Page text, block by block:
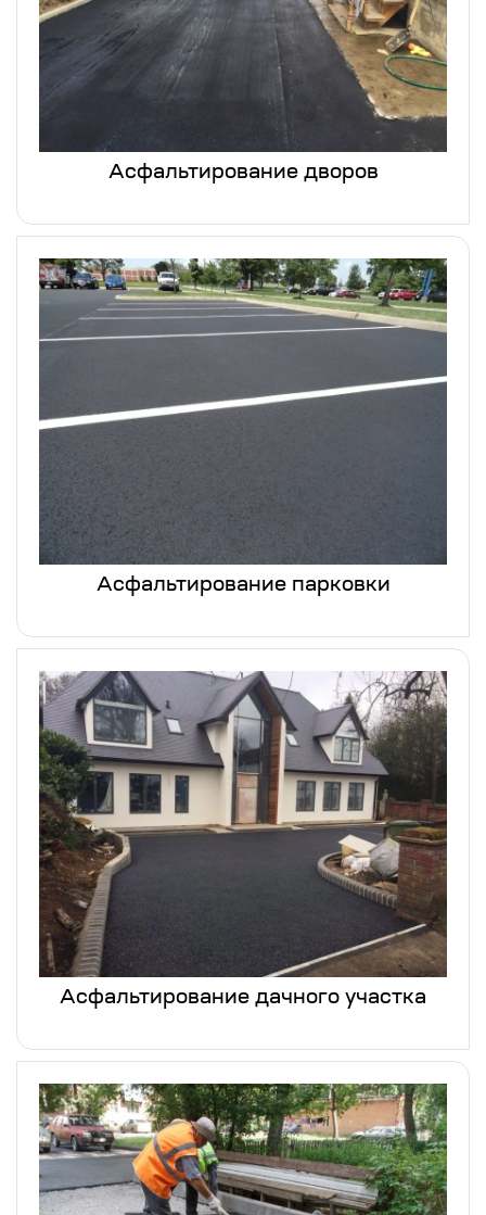
Асфальтирование дворов
Асфальтирование парковки
Асфальтирование дачного участка